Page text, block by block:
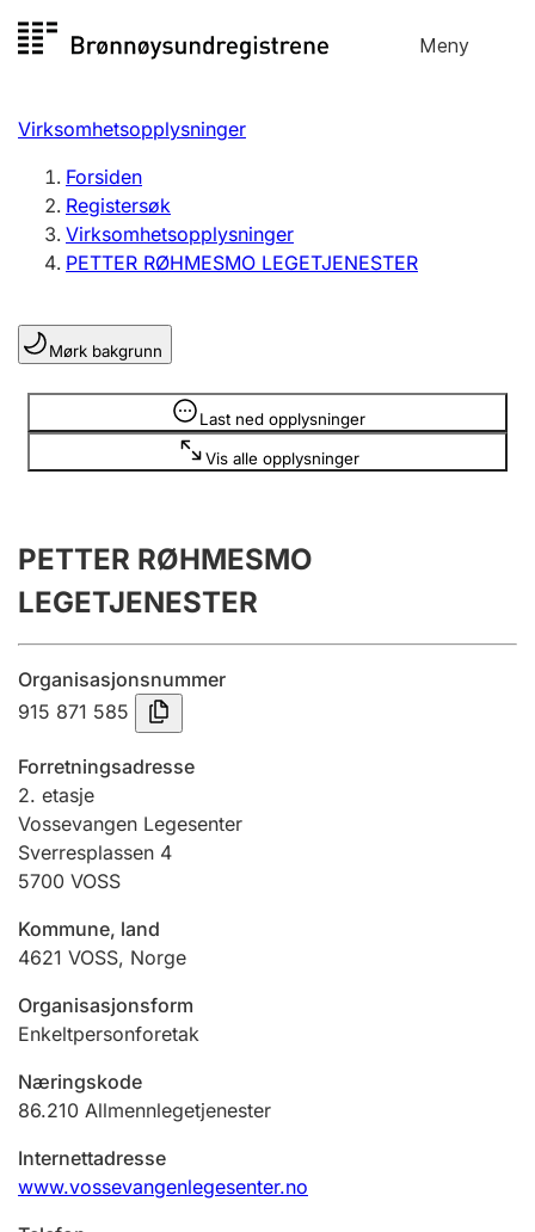
til
Meny
Registersøk
Aksjeselskap
Enkeltpersonforetak
Registrere, endre, slette
Lag og forening
Registrere, endre, slette
Årsregnskap
Innsending og forsinkelsesgebyr
Tinglysing
Jeger
Betaling og jegeravgiftskort
Offentlig sektor
Andre tema
Virksomhetsopplysninger
Forsiden
Registersøk
Virksomhetsopplysninger
PETTER RØHMESMO LEGETJENESTER
Mørk bakgrunn
Last ned opplysninger
Vis alle opplysninger
Opplysninger er skjult
PETTER RØHMESMO
LEGETJENESTER
Organisasjonsnummer
915 871 585
Forretningsadresse
2. etasje
Vossevangen Legesenter
Sverresplassen 4
5700 VOSS
Kommune, land
4621 VOSS, Norge
Organisasjonsform
Enkeltpersonforetak
Næringskode
86.210 Allmennlegetjenester
Internettadresse
www.vossevangenlegesenter.no